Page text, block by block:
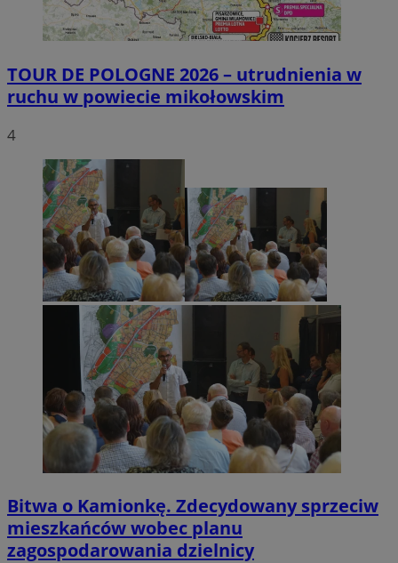
TOUR DE POLOGNE 2026 – utrudnienia w
ruchu w powiecie mikołowskim
4
Bitwa o Kamionkę. Zdecydowany sprzeciw
mieszkańców wobec planu
zagospodarowania dzielnicy